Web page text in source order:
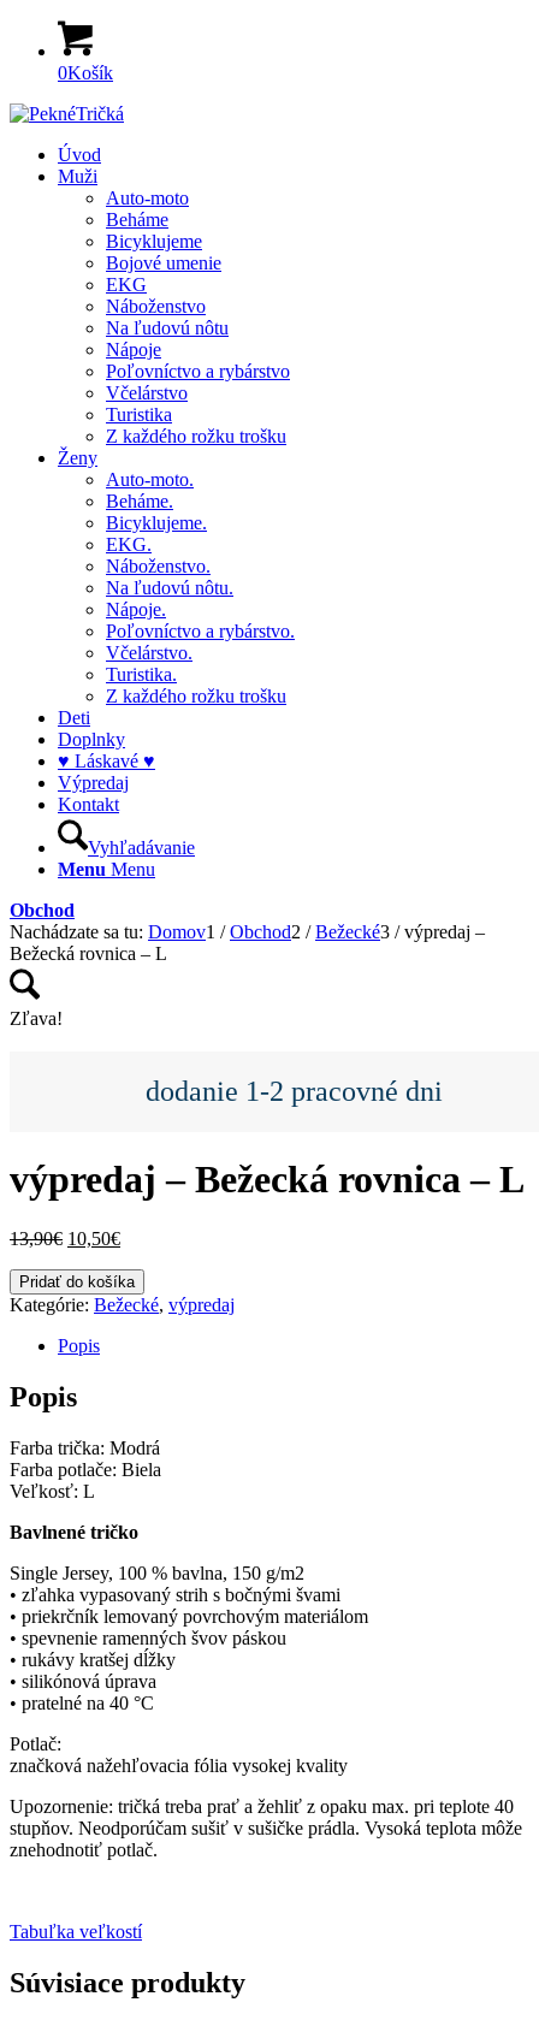
0Košík
Úvod
Muži
Auto-moto
Beháme
Bicyklujeme
Bojové umenie
EKG
Náboženstvo
Na ľudovú nôtu
Nápoje
Poľovníctvo a rybárstvo
Včelárstvo
Turistika
Z každého rožku trošku
Ženy
Auto-moto.
Beháme.
Bicyklujeme.
EKG.
Náboženstvo.
Na ľudovú nôtu.
Nápoje.
Poľovníctvo a rybárstvo.
Včelárstvo.
Turistika.
Z každého rožku trošku
Deti
Doplnky
♥ Láskavé ♥
Výpredaj
Kontakt
Vyhľadávanie
Menu Menu
Obchod
Nachádzate sa tu: Domov1 / Obchod2 / Bežecké3 / výpredaj –
Bežecká rovnica – L
Zľava!
dodanie 1-2 pracovné dni
výpredaj – Bežecká rovnica – L
13,90€ Pôvodná
bola:
13,90€.
10,50€Aktuálna
je:
10,50€.
množstvo
výpredaj
Bežecká
-
L
Pridať do košíka
Kategórie: Bežecké, výpredaj
Popis
Popis
Farba trička: Modrá
Farba potlače: Biela
Veľkosť: L
Bavlnené tričko
Single Jersey, 100 % bavlna, 150 g/m2
• zľahka vypasovaný strih s bočnými švami
• priekrčník lemovaný povrchovým materiálom
• spevnenie ramenných švov páskou
• rukávy kratšej dĺžky
• silikónová úprava
• pratelné na 40 °C
Potlač:
značková nažehľovacia fólia vysokej kvality
Upozornenie: tričká treba prať a žehliť z opaku max. pri teplote 40
stupňov. Neodporúčam sušiť v sušičke prádla. Vysoká teplota môže
znehodnotiť potlač.
Tabuľka veľkostí
Súvisiace produkty